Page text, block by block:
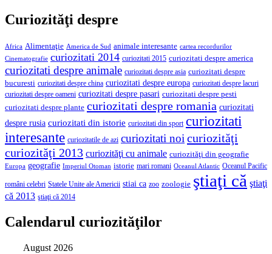
Curiozităţi despre
Africa Alimentaţie America de Sud animale interesante cartea recordurilor
Cinematografie curiozitati 2014 curiozitati 2015 curiozitati despre america
curiozitati despre animale curiozitati despre asia curiozitati despre
bucuresti curiozitati despre china curiozitati despre europa curiozitati despre lacuri
curiozitati despre oameni curiozitati despre pasari curiozitati despre pesti
curiozitati despre plante curiozitati despre romania curiozitati
despre rusia curiozitati din istorie curiozitati din sport curiozitati
interesante curiozitatile de azi curiozitati noicuriozităţi
curiozităţi 2013 curiozităţi cu animale curiozităţi din geografie
Europa geografie Imperiul Otoman istorie mari romani Oceanul Atlantic Oceanul Pacific
români celebri Statele Unite ale Americii stiai ca zoo zoologie ştiaţi că ştiaţi
că 2013 ştiaţi că 2014
Calendarul curiozităţilor
August 2026